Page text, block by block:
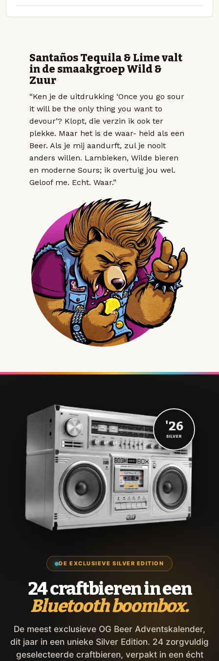
Santaños Tequila & Lime valt
in de smaakgroep Wild &
Zuur
“Ken je de uitdrukking ‘Once you go sour
it will be the only thing you want to
devour’? Klopt, die verzin ik ook ter
plekke. Maar het is de waar- heid als een
Beer. Als je mij aandurft, zul je nooit
anders willen. Lambieken, Wilde bieren
en moderne Sours; ik overtuig jou wel.
Geloof me. Echt. Waar.”
DE EXCLUSIEVE SILVER EDITION
24 craftbieren in een
Bluetooth boombox.
De meest exclusieve OG Beer Adventskalender,
dit jaar in een unieke Silver Edition. 24 zorgvuldig
geselecteerde craftbieren, verpakt in een écht
'26
SILVER